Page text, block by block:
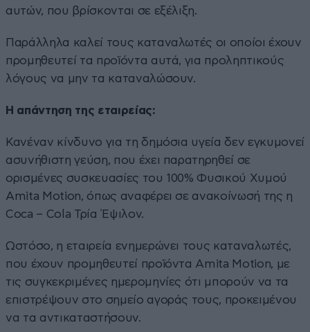
αυτών, που βρίσκονται σε εξέλιξη.
Παράλληλα καλεί τους καταναλωτές οι οποίοι έχουν
προμηθευτεί τα προϊόντα αυτά, για προληπτικούς
λόγους να μην τα καταναλώσουν.
Η απάντηση της εταιρείας:
Κανέναν κίνδυνο για τη δημόσια υγεία δεν εγκυμονεί
ασυνήθιστη γεύση, που έχει παρατηρηθεί σε
ορισμένες συσκευασίες του 100% Φυσικού Χυμού
Amita Motion, όπως αναφέρει σε ανακοίνωσή της η
Coca – Cola Τρία Έψιλον.
Ωστόσο, η εταιρεία ενημερώνει τους καταναλωτές,
που έχουν προμηθευτεί προϊόντα Amita Motion, με
τις συγκεκριμένες ημερομηνίες ότι μπορούν να τα
επιστρέψουν στο σημείο αγοράς τους, προκειμένου
να τα αντικαταστήσουν.